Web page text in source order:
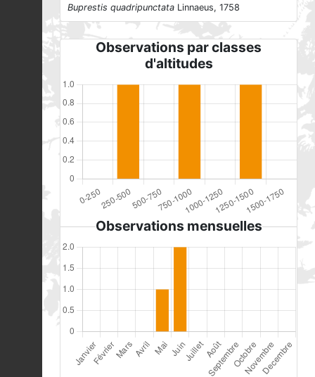
Buprestis quadripunctata Linnaeus, 1758
Observations par classes
d'altitudes
Observations mensuelles